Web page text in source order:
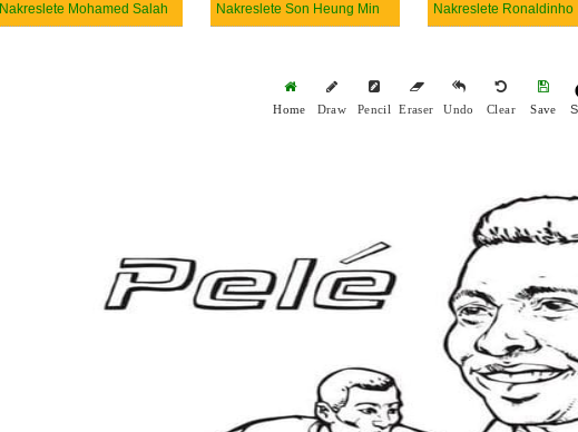
Nakreslete Mohamed Salah Nakreslete Son Heung Min Nakreslete Ronaldinho
Home Draw Pencil Eraser Undo Clear Save